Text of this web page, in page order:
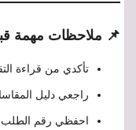
📌 ملاحظات مهمة
تأكدي من قراءة
راجعي دليل
احفظي رقم الطلب